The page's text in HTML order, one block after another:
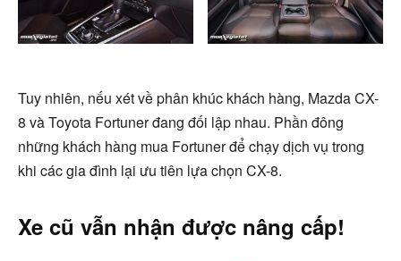
Tuy nhiên, nếu xét về phân khúc khách hàng, Mazda CX-
8 và Toyota Fortuner đang đối lập nhau. Phần đông
những khách hàng mua Fortuner để chạy dịch vụ trong
khi các gia đình lại ưu tiên lựa chọn CX-8.
Xe cũ vẫn nhận được nâng cấp!